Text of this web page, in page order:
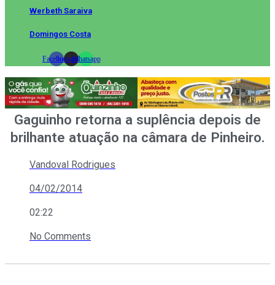
Werbeth Saraiva
Domingos Costa
FacebookInstagramWhatsapp
Gaguinho retorna a suplência depois de
brilhante atuação na câmara de Pinheiro.
Vandoval Rodrigues
04/02/2014
02:22
No Comments